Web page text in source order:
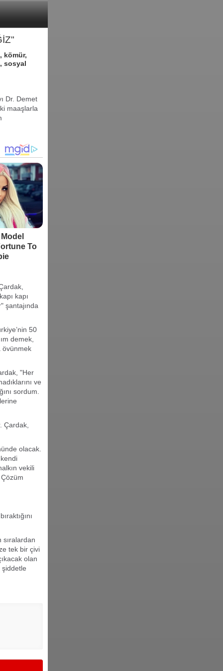
kömür,
sosyal
Dr. Demet
maaşlarla
kapı
şantajında
50
demek,
övünmek
"Her
ve
sordum.
Çardak,
olacak.
vekili
sıralardan
tek bir çivi
olan
şiddetle